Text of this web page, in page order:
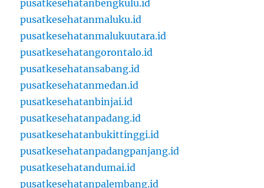
pusatkesehatanbengkulu.id
pusatkesehatanmaluku.id
pusatkesehatanmalukuutara.id
pusatkesehatangorontalo.id
pusatkesehatansabang.id
pusatkesehatanmedan.id
pusatkesehatanbinjai.id
pusatkesehatanpadang.id
pusatkesehatanbukittinggi.id
pusatkesehatanpadangpanjang.id
pusatkesehatandumai.id
pusatkesehatanpalembang.id